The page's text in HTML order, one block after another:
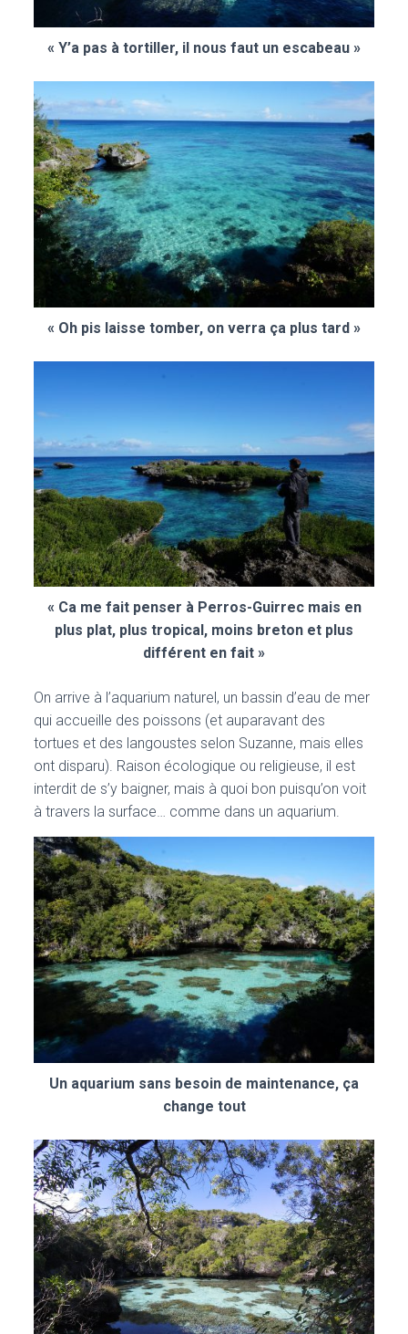
« Y’a pas à tortiller, il nous faut un escabeau »
« Oh pis laisse tomber, on verra ça plus tard »
« Ca me fait penser à Perros-Guirrec mais en
plus plat, plus tropical, moins breton et plus
différent en fait »
On arrive à l’aquarium naturel, un bassin d’eau de mer
qui accueille des poissons (et auparavant des
tortues et des langoustes selon Suzanne, mais elles
ont disparu). Raison écologique ou religieuse, il est
interdit de s’y baigner, mais à quoi bon puisqu’on voit
à travers la surface… comme dans un aquarium.
Un aquarium sans besoin de maintenance, ça
change tout